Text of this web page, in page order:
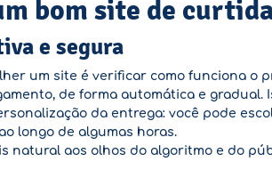
bom site de
e segura
um site é verificar como funciona o
de forma automática e
da entrega: você pode
longo de algumas horas.
natural aos olhos do algoritmo e do